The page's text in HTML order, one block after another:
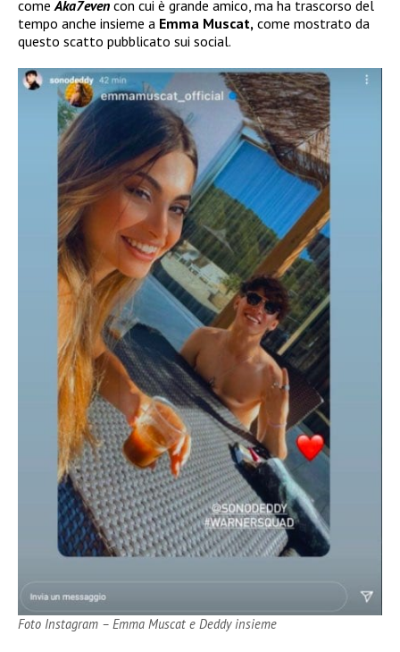
come Aka7even con cui è grande amico, ma ha trascorso del
tempo anche insieme a Emma Muscat, come mostrato da
questo scatto pubblicato sui social.
Foto Instagram – Emma Muscat e Deddy insieme